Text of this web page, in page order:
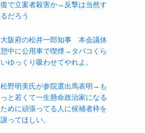
復で立案者殺害か→反撃は当然す
るだろう
大阪府の松井一郎知事 本会議休
憩中に公用車で喫煙→タバコくら
いゆっくり吸わせてやれよ。
松野明美氏が参院選出馬表明→も
っと若くて一生懸命政治家になる
ために頑張ってる人に候補者枠を
譲ってほしい。